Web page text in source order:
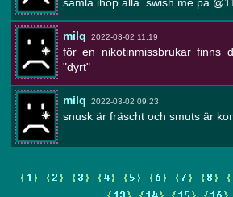
milq 2022-03-02 11:19
för en nikotinmissbrukar finns
"dyrt"
milq 2022-03-02 09:23
snusk är fräscht och smuts är
{1 } {2} {3} {4} {5} {6} {7} {8} {